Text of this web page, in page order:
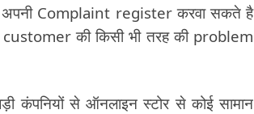
अपनी Complaint register करवा सकते है
की किसी भी तरह की problem
कंपनियों से ऑनलाइन स्टोर से कोई सामान